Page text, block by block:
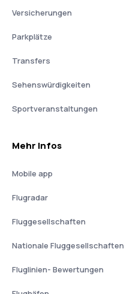
Versicherungen
Parkplätze
Transfers
Sehenswürdigkeiten
Sportveranstaltungen
Mehr Infos
Mobile app
Flugradar
Fluggesellschaften
Nationale Fluggesellschaften
Fluglinien- Bewertungen